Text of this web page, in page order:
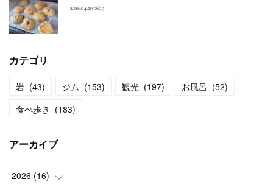
2026.04.29 06:19
カテゴリ
岩 (43) ジム (153) 観光 (197) お風呂 (52)
食べ歩き (183)
アーカイブ
2026 (16)